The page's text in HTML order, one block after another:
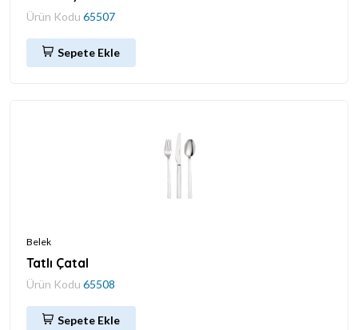
Ürün Kodu 65507
Sepete Ekle
Belek
Tatlı Çatal
Ürün Kodu 65508
Sepete Ekle